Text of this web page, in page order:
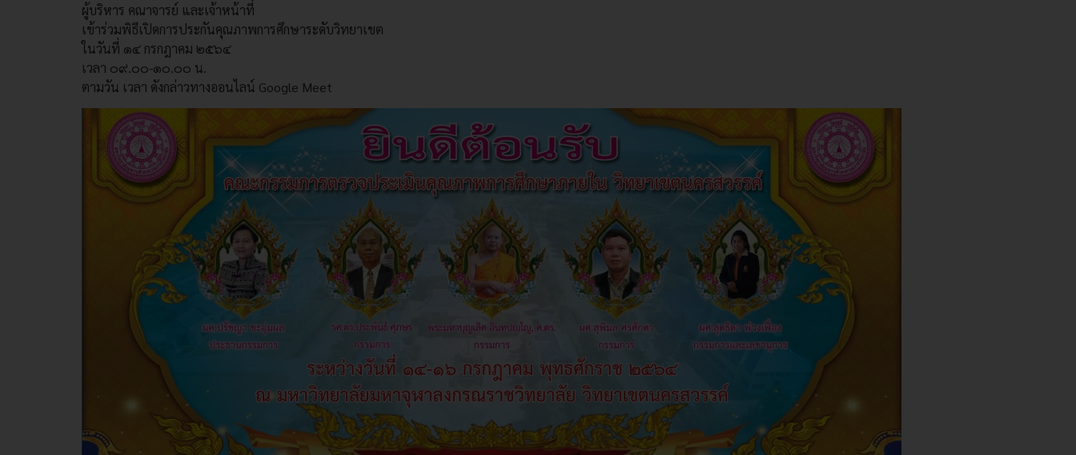
ผู้บริหาร คณาจารย์ และเจ้าหน้าที่
เข้าร่วมพิธีเปิดการประกันคุณภาพการศึกษาระดับวิทยาเขต
ในวันที่ ๑๔ กรกฎาคม ๒๕๖๔
เวลา ๐๙.๐๐-๑๐.๐๐ น.
ตามวัน เวลา ดังกล่าวทางออนไลน์ Google Meet